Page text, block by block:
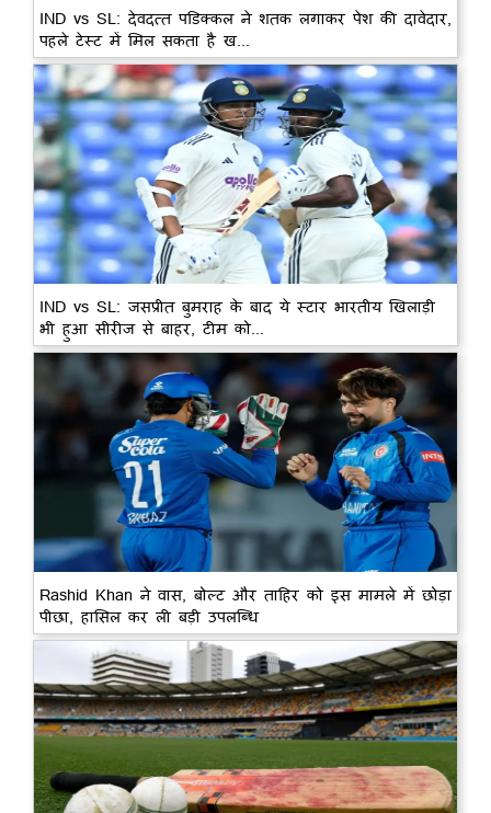
IND vs SL: देवदत्त पडिक्कल ने शतक लगाकर पेश की दावेदार,
पहले टेस्ट में मिल सकता है ख...
IND vs SL: जसप्रीत बुमराह के बाद ये स्टार भारतीय खिलाड़ी
भी हुआ सीरीज से बाहर, टीम को...
Rashid Khan ने वास, बोल्ट और ताहिर को इस मामले में छोड़ा
पीछा, हासिल कर ली बड़ी उपलब्धि